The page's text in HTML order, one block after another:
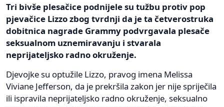
Tri bivše plesačice podnijele su tužbu protiv pop
pjevačice Lizzo zbog tvrdnji da je ta četverostruka
dobitnica nagrade Grammy podvrgavala plesače
seksualnom uznemiravanju i stvarala
neprijateljsko radno okruženje.
Djevojke su optužile Lizzo, pravog imena Melissa
Viviane Jefferson, da je prekršila zakon jer nije spriječila
ili ispravila neprijateljsko radno okruženje, seksualno